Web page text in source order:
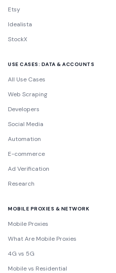
Etsy
Idealista
StockX
USE CASES: DATA & ACCOUNTS
All Use Cases
Web Scraping
Developers
Social Media
Automation
E-commerce
Ad Verification
Research
MOBILE PROXIES & NETWORK
Mobile Proxies
What Are Mobile Proxies
4G vs 5G
Mobile vs Residential